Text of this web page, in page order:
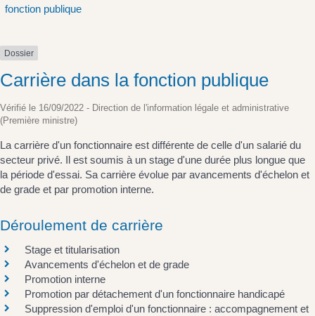
fonction publique
Dossier
Carrière dans la fonction publique
Vérifié le 16/09/2022 - Direction de l'information légale et administrative
(Première ministre)
La carrière d'un fonctionnaire est différente de celle d'un salarié du
secteur privé. Il est soumis à un stage d'une durée plus longue que
la période d'essai. Sa carrière évolue par avancements d'échelon et
de grade et par promotion interne.
Déroulement de carrière
Stage et titularisation
Avancements d'échelon et de grade
Promotion interne
Promotion par détachement d'un fonctionnaire handicapé
Suppression d'emploi d'un fonctionnaire : accompagnement et